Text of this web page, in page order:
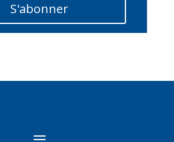
S'abonner